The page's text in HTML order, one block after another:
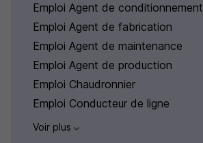
Emploi Agent de conditionnement
Emploi Agent de fabrication
Emploi Agent de maintenance
Emploi Agent de production
Emploi Chaudronnier
Emploi Conducteur de ligne
Voir plus